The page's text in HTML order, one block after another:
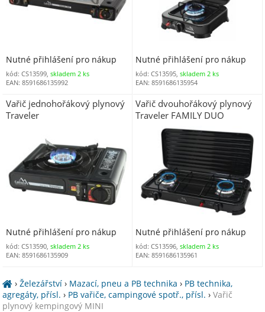
Nutné přihlášení pro nákup
kód: CS13599, skladem 2 ks
EAN: 8591686135992
Nutné přihlášení pro nákup
kód: CS13595,skladem 2 ks
EAN: 8591686135954
Vařič jednohořákový plynový
Traveler
Nutné přihlášení pro nákup
kód: CS13590, skladem 2 ks
EAN: 8591686135909
Vařič dvouhořákový plynový
Traveler FAMILY DUO
Nutné přihlášení pro nákup
kód: CS13596,skladem 2 ks
EAN: 8591686135961
›Železářství › Mazací, pneu a PB technika › PB technika,
agregáty, přísl. › PB vařiče, campingové spotř., přísl. ›Vařič
plynový kempingový MINI